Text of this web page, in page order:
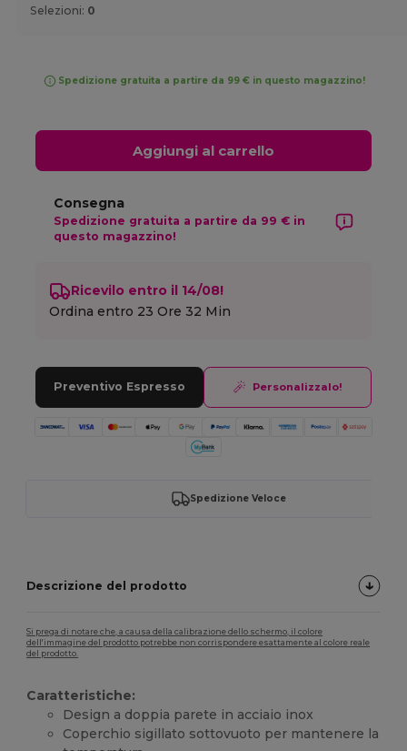
Selezioni: 0
Spedizione gratuita a partire da 99 € in questo magazzino!
Aggiungi al carrello
Consegna
Spedizione gratuita a partire da 99 € in
questo magazzino!
Ricevilo entro il 14/08!
Ordina entro 23 Ore 32 Min
Preventivo Espresso Personalizzalo!
Spedizione Veloce
Descrizione del prodotto
Si prega di notare che, a causa della calibrazione dello schermo, il colore
dell'immagine del prodotto potrebbe non corrispondere esattamente al colore reale
del prodotto.
Caratteristiche:
Design a doppia parete in acciaio inox
Coperchio sigillato sottovuoto per mantenere la